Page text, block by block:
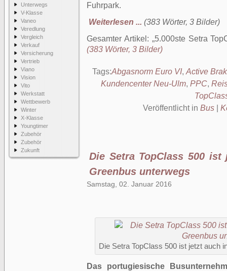
Unterwegs
V-Klasse
Vaneo
Veredlung
Vergleich
Verkauf
Versicherung
Vertrieb
Viano
Vision
Vito
Werkstatt
Wettbewerb
Winter
X-Klasse
Youngtimer
Zubehör
Zubehör
Zukunft
Fuhrpark.
Weiterlesen ... (383 Wörter, 3 Bilder)
Gesamter Artikel:
5.000ste Setra
(383 Wörter, 3 Bilder)
Tags:Abgasnorm Euro VI, Active
Kundencenter Neu-Ulm, PPC,
Veröffentlicht in Bus|
Die Setra TopClass 500
Greenbus unterwegs
Samstag, 02. Januar 2016
Die Setra TopClass 500 ist jetzt auch
Das portugiesische